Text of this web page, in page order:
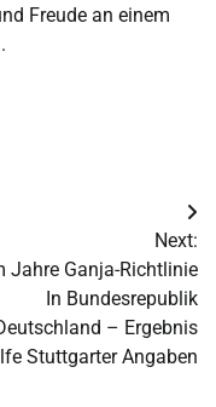
Freude an einem
Next:
Jahre Ganja-Richtlinie
In Bundesrepublik
– Ergebnis
Stuttgarter Angaben